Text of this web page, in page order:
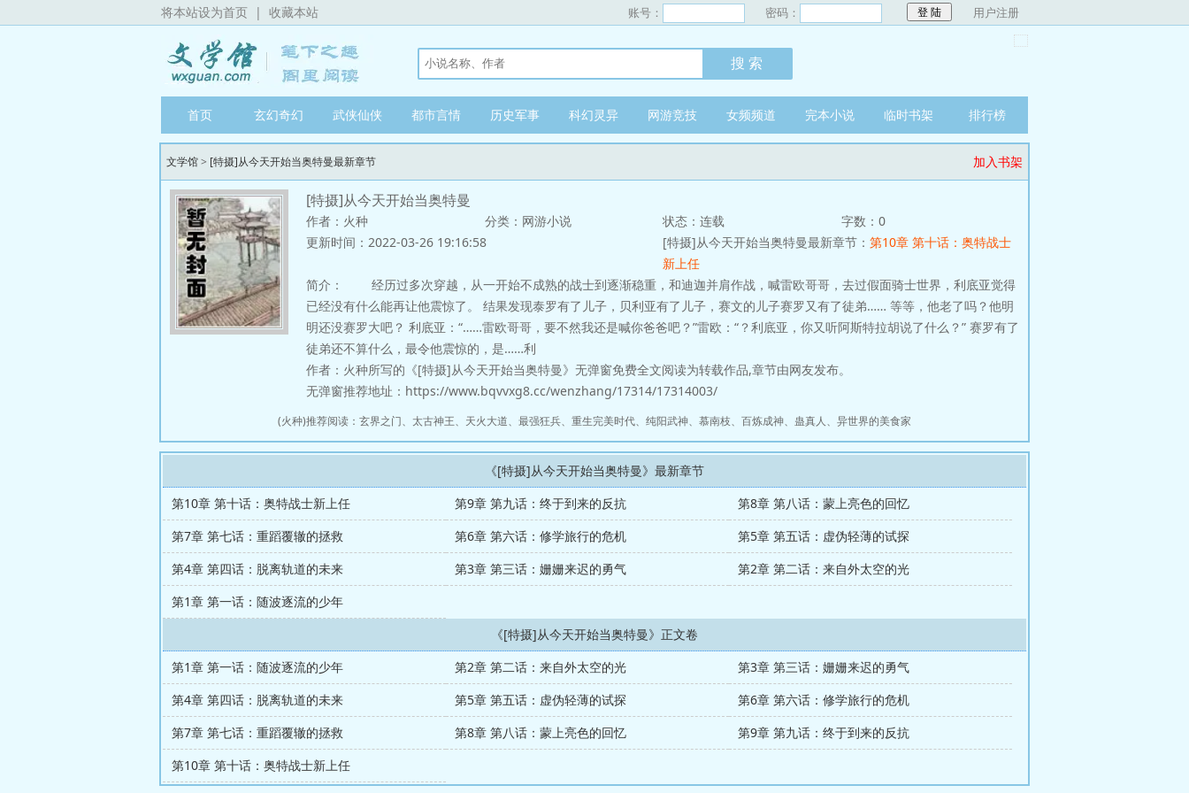
将本站设为首页 | 收藏本站 账号： 密码： 用户注册
首页 玄幻奇幻 武侠仙侠 都市言情 历史军事 科幻灵异 网游竞技 女频频道 完本小说 临时书架 排行榜
文学馆> [特摄]从今天开始当奥特曼最新章节 加入书架
[特摄]从今天开始当奥特曼
作者：火种 分类：网游小说 状态：连载
字数：0
更新时间：2022-03-26 19:16:58
[特摄]从今天开始当奥特曼最新章节： 第10章 第十话：奥特战士
新上任
简介：
经历过多次穿越，从一开始不成熟的战士到逐渐稳重，和迪迦并肩作战，喊雷欧哥哥，去过假面骑士世界，利底亚觉得
已经没有什么能再让他震惊了。 结果发现泰罗有了儿子，贝利亚有了儿子，赛文的儿子赛罗又有了徒弟…… 等等，他老了吗？他明
明还没赛罗大吧？ 利底亚：“……雷欧哥哥，要不然我还是喊你爸爸吧？”雷欧：“？利底亚，你又听阿斯特拉胡说了什么？” 赛罗有了
徒弟还不算什么，最令他震惊的，是……利
作者：火种所写的《[特摄]从今天开始当奥特曼》无弹窗免费全文阅读为转载作品,章节由网友发布。
无弹窗推荐地址：https://www.bqvvxg8.cc/wenzhang/17314/17314003/
(火种)推荐阅读： 玄界之门、 太古神王、 天火大道、 最强狂兵、 重生完美时代、 纯阳武神、 慕南枝、 百炼成神、 蛊真人、 异世界的美食家
《[特摄]从今天开始当奥特曼》最新章节
第10章 第十话：奥特战士新上任
第9章 第九话：终于到来的反抗
第8章 第八话：蒙上亮色的回忆
第7章 第七话：重蹈覆辙的拯救
第6章 第六话：修学旅行的危机
第5章 第五话：虚伪轻薄的试探
第4章 第四话：脱离轨道的未来
第3章 第三话：姗姗来迟的勇气
第2章 第二话：来自外太空的光
第1章 第一话：随波逐流的少年
《[特摄]从今天开始当奥特曼》正文卷
第1章 第一话：随波逐流的少年
第2章 第二话：来自外太空的光
第3章 第三话：姗姗来迟的勇气
第4章 第四话：脱离轨道的未来
第5章 第五话：虚伪轻薄的试探
第6章 第六话：修学旅行的危机
第7章 第七话：重蹈覆辙的拯救
第8章 第八话：蒙上亮色的回忆
第9章 第九话：终于到来的反抗
第10章 第十话：奥特战士新上任